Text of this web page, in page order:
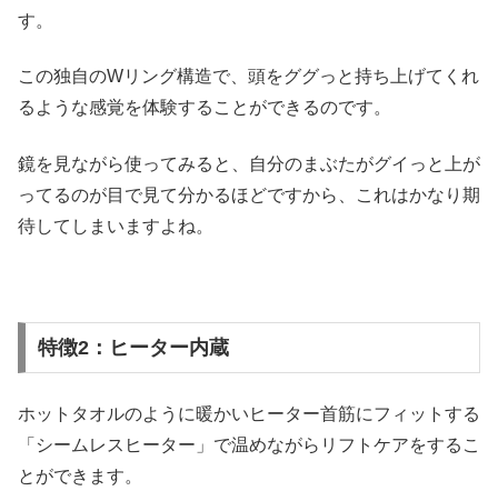
す。
この独自のWリング構造で、頭をググっと持ち上げてくれ
るような感覚を体験することができるのです。
鏡を見ながら使ってみると、自分のまぶたがグイっと上が
ってるのが目で見て分かるほどですから、これはかなり期
待してしまいますよね。
特徴2：ヒーター内蔵
ホットタオルのように暖かいヒーター首筋にフィットする
「シームレスヒーター」で温めながらリフトケアをするこ
とができます。